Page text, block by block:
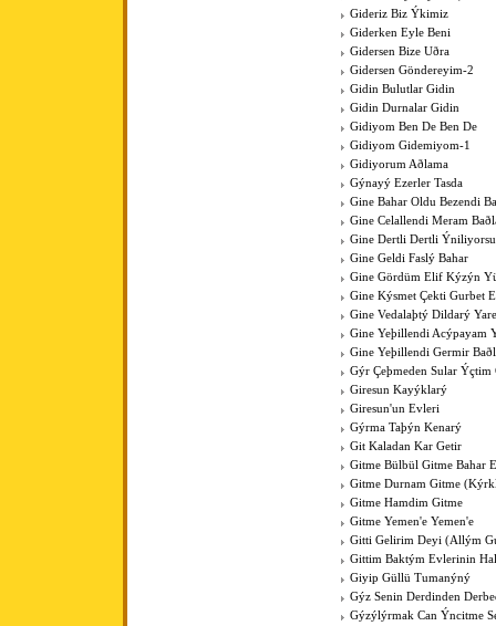
Gideriz Biz Ýkimiz
Giderken Eyle Beni
Gidersen Bize Uðra
Gidersen Göndereyim-2
Gidin Bulutlar Gidin
Gidin Durnalar Gidin
Gidiyom Ben De Ben De
Gidiyom Gidemiyom-1
Gidiyorum Aðlama
Gýnayý Ezerler Tasda
Gine Bahar Oldu Bezendi
Gine Celallendi Meram
Gine Dertli Dertli
Gine Geldi Faslý Bahar
Gine Gördüm Elif Kýzýn
Gine Kýsmet Çekti Gurbet
Gine Vedalaþtý Dildarý
Gine Yeþillendi Acýpayam
Gine Yeþillendi Germir
Gýr Çeþmeden Sular Ýçtim
Giresun Kayýklarý
Giresun'un Evleri
Gýrma Taþýn Kenarý
Git Kaladan Kar Getir
Gitme Bülbül Gitme Bahar
Gitme Durnam Gitme
Gitme Hamdim Gitme
Gitme Yemen'e Yemen'e
Gitti Gelirim Deyi (Allým
Gittim Baktým Evlerinin
Giyip Güllü Tumanýný
Gýz Senin Derdinden
Gýzýlýrmak Can Ýncitme